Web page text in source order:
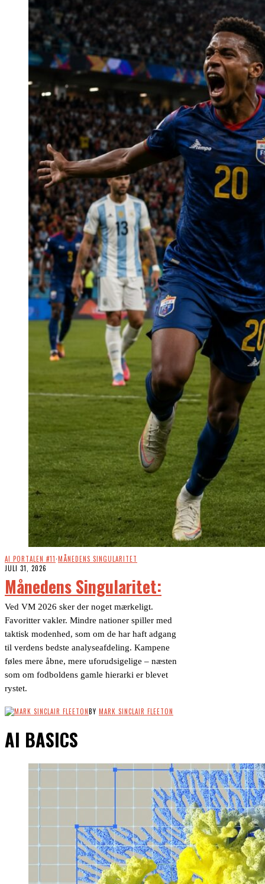
AI PORTALEN #11·MÅNEDENS SINGULARITET
JULI 31, 2026
Månedens Singularitet:
Ved VM 2026 sker der noget mærkeligt.
Favoritter vakler. Mindre nationer spiller med
taktisk modenhed, som om de har haft adgang
til verdens bedste analyseafdeling. Kampene
føles mere åbne, mere uforudsigelige – næsten
som om fodboldens gamle hierarki er blevet
rystet.
BY MARK SINCLAIR FLEETON
AI BASICS